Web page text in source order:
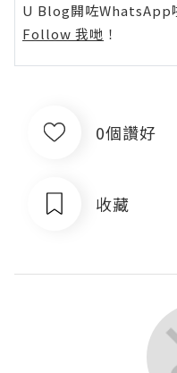
U Blog開咗WhatsApp
Follow 我哋 ！
0個讚好
收藏